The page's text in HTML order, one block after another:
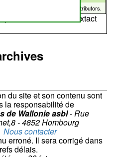
contributors.
pas refléter l'endroit extact
du site et son contenu sont
la responsabilité de
de Wallonie asbl- Rue
- 4852 Hombourg
Nous contacter
erroné. Il sera corrigé dans
délais.